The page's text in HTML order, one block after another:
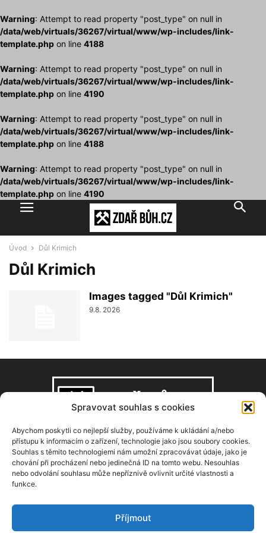
Spravovat souhlas s cookies
Abychom poskytli co nejlepší služby, používáme k ukládání a/nebo
přístupu k informacím o zařízení, technologie jako jsou soubory cookies.
Souhlas s těmito technologiemi nám umožní zpracovávat údaje, jako je
chování při procházení nebo jedinečná ID na tomto webu. Nesouhlas
nebo odvolání souhlasu může nepříznivě ovlivnit určité vlastnosti a
funkce.
Příjmout
Warning: Attempt to read property "post_type" on null in
/data/web/virtuals/36267/virtual/www/wp-includes/link-
template.php on line 4188
Warning: Attempt to read property "post_type" on null in
/data/web/virtuals/36267/virtual/www/wp-includes/link-
template.php on line 4190
Warning: Attempt to read property "post_type" on null in
/data/web/virtuals/36267/virtual/www/wp-includes/link-
template.php on line 4188
Warning: Attempt to read property "post_type" on null in
/data/web/virtuals/36267/virtual/www/wp-includes/link-
template.php on line 4190
Úvod Důl Krimich
Důl Krimich
Images tagged "Důl Krimich"
9.8. 2026
O NÁS